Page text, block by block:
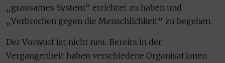
„grausames System“ errichtet zu haben und
„Verbrechen gegen die Menschlichkeit“ zu begehen.
Der Vorwurf ist nicht neu. Bereits in der
Vergangenheit haben verschiedene Organisationen